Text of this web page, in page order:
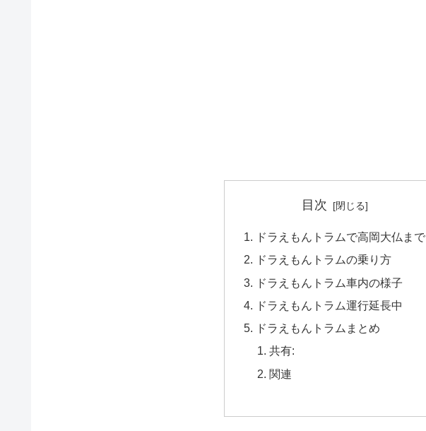
目次
ドラえもんトラムで高岡大仏まで
ドラえもんトラムの乗り方
ドラえもんトラム車内の様子
ドラえもんトラム運行延長中
ドラえもんトラムまとめ
共有:
関連